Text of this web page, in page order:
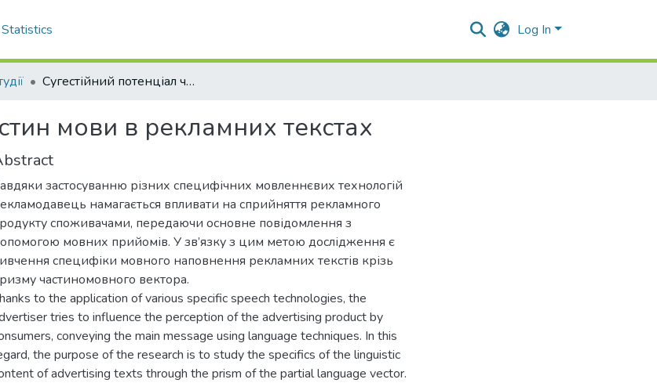
Statistics Log In
Сугестійний потенціал частин мови в рекламних текстах
мови в рекламних текстах
застосуванню різних специфічних мовленнєвих технологій
намагається впливати на сприйняття рекламного
споживачами, передаючи основне повідомлення з
мовних прийомів. У зв’язку з цим метою дослідження є
специфіки мовного наповнення рекламних текстів крізь
частиномовного вектора.
to the application of various specific speech technologies, the
tries to influence the perception of the advertising product by
conveying the main message using language techniques. In this
the purpose of the research is to study the specifics of the linguistic
of advertising texts through the prism of the partial language vector.